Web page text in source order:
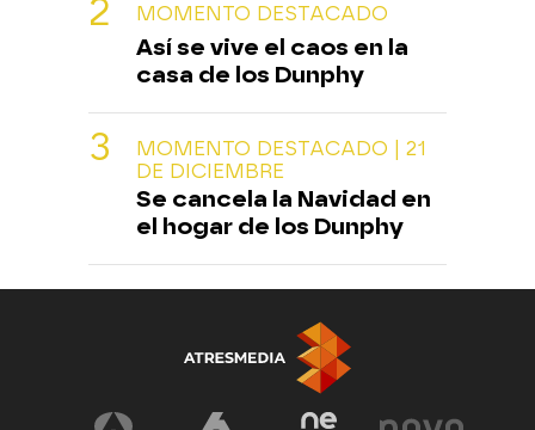
MOMENTO DESTACADO
Así se vive el caos en la
casa de los Dunphy
MOMENTO DESTACADO | 21
DE DICIEMBRE
Se cancela la Navidad en
el hogar de los Dunphy